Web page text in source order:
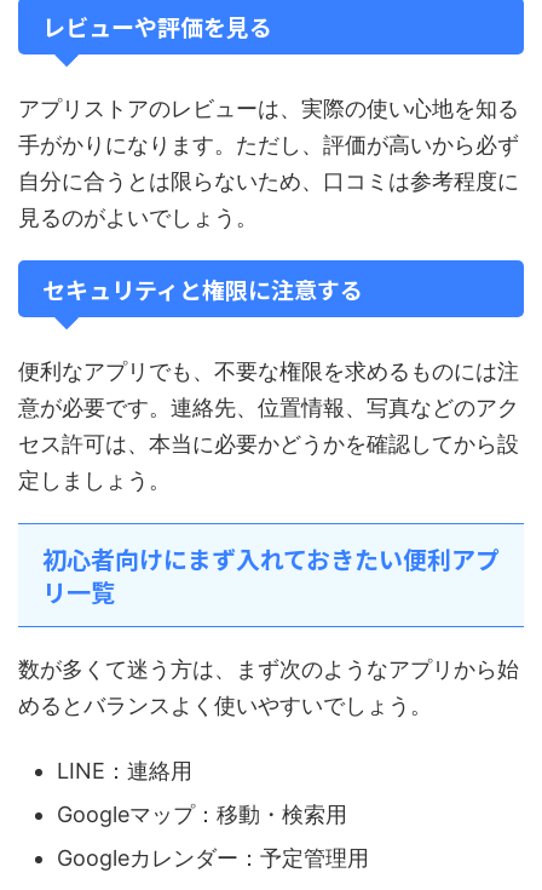
レビューや評価を見る
アプリストアのレビューは、実際の使い心地を知る
手がかりになります。ただし、評価が高いから必ず
自分に合うとは限らないため、口コミは参考程度に
見るのがよいでしょう。
セキュリティと権限に注意する
便利なアプリでも、不要な権限を求めるものには注
意が必要です。連絡先、位置情報、写真などのアク
セス許可は、本当に必要かどうかを確認してから設
定しましょう。
初心者向けにまず入れておきたい便利アプ
リ一覧
数が多くて迷う方は、まず次のようなアプリから始
めるとバランスよく使いやすいでしょう。
LINE：連絡用
Googleマップ：移動・検索用
Googleカレンダー：予定管理用